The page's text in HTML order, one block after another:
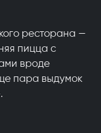
ресторана —
пицца с
вроде
пара выдумок